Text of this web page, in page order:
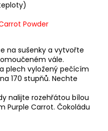
Powder
na sušenky a vytvořte
vále.
plech vyložený pečícím
170 stupňů. Nechte
nalijte rozehřátou bílou
Purple Carrot. Čokoládu